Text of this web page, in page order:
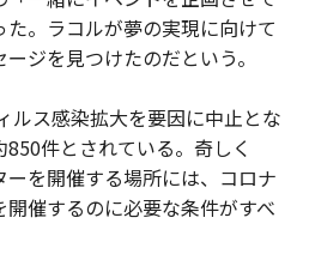
。ラコルが夢の実現に向けて
ジを見つけたのだという。
ルス感染拡大を要因に中止とな
件とされている。奇しく
を開催する場所には、コロナ
催するのに必要な条件がすべ